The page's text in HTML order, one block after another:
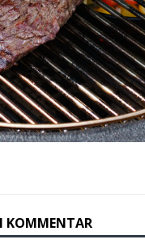
KOMMENTAR